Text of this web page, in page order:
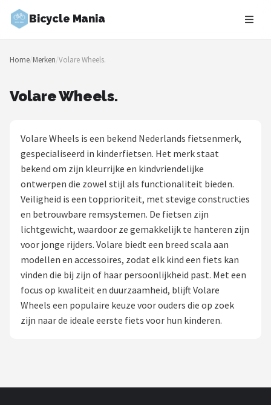
Bicycle Mania
Zoeken
NAVIGATIE
Blog
Fietsroutes
Kinderfietsen
Stadsfietsen
Elektrische fietsen
Mountainbikes
Shop
Home/Merken/Volare Wheels.
Volare Wheels.
Volare Wheels is een bekend Nederlands fietsenmerk,
gespecialiseerd in kinderfietsen. Het merk staat
bekend om zijn kleurrijke en kindvriendelijke
ontwerpen die zowel stijl als functionaliteit bieden.
Veiligheid is een topprioriteit, met stevige constructies
en betrouwbare remsystemen. De fietsen zijn
lichtgewicht, waardoor ze gemakkelijk te hanteren zijn
voor jonge rijders. Volare biedt een breed scala aan
modellen en accessoires, zodat elk kind een fiets kan
vinden die bij zijn of haar persoonlijkheid past. Met een
focus op kwaliteit en duurzaamheid, blijft Volare
Wheels een populaire keuze voor ouders die op zoek
zijn naar de ideale eerste fiets voor hun kinderen.